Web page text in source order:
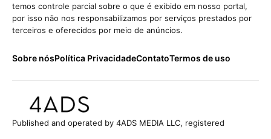
temos controle parcial sobre o que é exibido em nosso portal,
por isso não nos responsabilizamos por serviços prestados por
terceiros e oferecidos por meio de anúncios.
Sobre nósPolítica PrivacidadeContatoTermos de uso
Published and operated by 4ADS MEDIA LLC, registered